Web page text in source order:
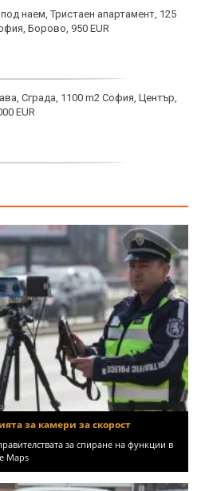
наем, Тристаен апартамент, 125
Борово, 950 EUR
Сграда, 1100 m2 София, Център,
EUR
за камери за скорост
за спиране на функции в
Maps